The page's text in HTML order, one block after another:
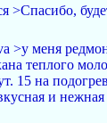
>Cпасибо,
>у меня
теплого
15 на
и нежная